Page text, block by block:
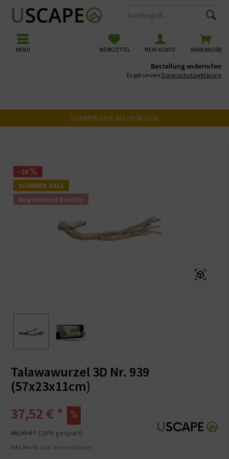
WARENKORB
MERKZETTEL MEIN KONTO
MENÜ
Bestellung widerrufen
Es gilt unsere Datenschutzerklärung
SOMMER SALE BIS 09.08.2026
-20
SOMMER SALE
Augmented Reality
Talawawurzel 3D Nr. 939
(57x23x11cm)
37,52 € *
46,90 € * (20% gespart)
inkl. MwSt. zzgl. Versandkosten